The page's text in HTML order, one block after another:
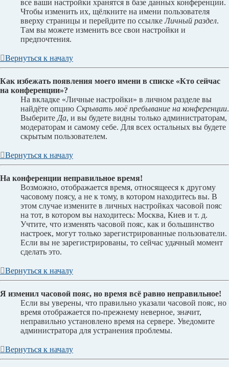
все ваши настройки хранятся в базе данных конференции.
Чтобы изменить их, щёлкните на имени пользователя
вверху страницы и перейдите по ссылкеЛичный раздел.
Там вы можете изменить все свои настройки и
предпочтения.
Вернуться к началу
Как избежать появления моего имени в списке «Кто сейчас
на конференции»?
На вкладке «Личные настройки» в личном разделе вы
найдёте опцию Скрывать моё пребывание на конференции.
Выберите Да, и вы будете видны только администраторам,
модераторам и самому себе. Для всех остальных вы будете
скрытым пользователем.
Вернуться к началу
На конференции неправильное время!
Возможно, отображается время, относящееся к другому
часовому поясу, а не к тому, в котором находитесь вы. В
этом случае измените в личных настройках часовой пояс
на тот, в котором вы находитесь: Москва, Киев и т. д.
Учтите, что изменять часовой пояс, как и большинство
настроек, могут только зарегистрированные пользователи.
Если вы не зарегистрированы, то сейчас удачный момент
сделать это.
Вернуться к началу
Я изменил часовой пояс, но время всё равно неправильное!
Если вы уверены, что правильно указали часовой пояс, но
время отображается по-прежнему неверное, значит,
неправильно установлено время на сервере. Уведомите
администратора для устранения проблемы.
Вернуться к началу